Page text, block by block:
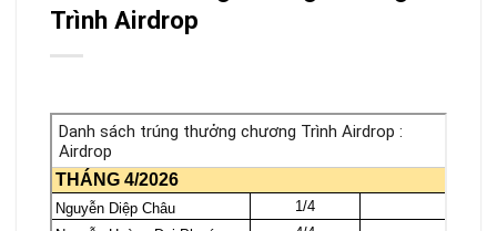
Trình Airdrop